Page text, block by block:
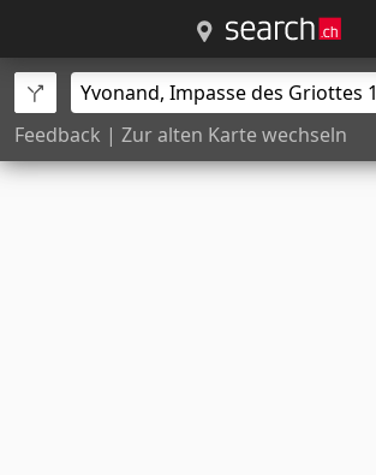
Feedback | Zur alten Karte wechseln